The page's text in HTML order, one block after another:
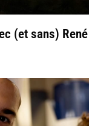
(et sans) René